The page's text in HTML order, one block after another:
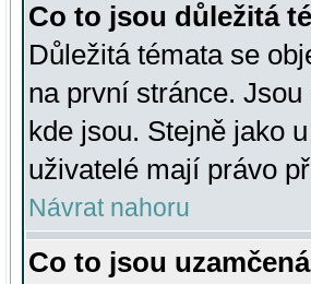
Co to jsou důležitá
Důležitá témata se
na první stránce.
kde jsou. Stejně jako
uživatelé mají právo
Návrat nahoru
Co to jsou